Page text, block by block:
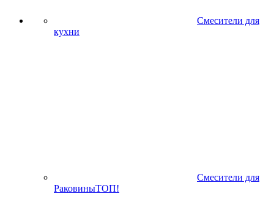
Смесители для
кухни
Смесители для
РаковиныТОП!